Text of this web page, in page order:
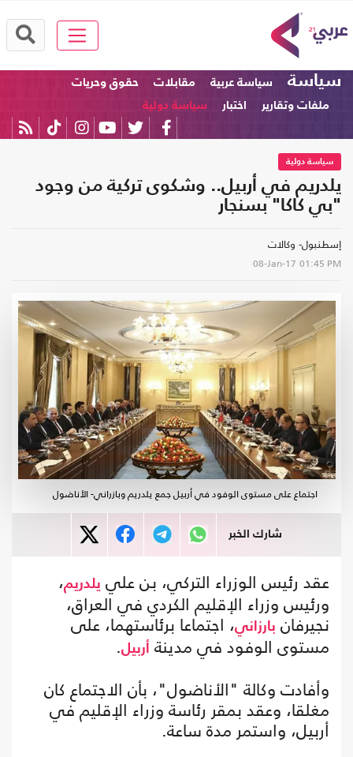
سياسة سياسة عربية مقابلات
حقوق وحريات
ملفات وتقارير
اختبار سياسة دولية
سياسة دولية
يلدريم في أربيل.. وشكوى تركية من وجود
"بي كاكا" بسنجار
إسطنبول- وكالات
08-Jan-17 01:45 PM
اجتماع على مستوى الوفود في أربيل جمع يلدريم وبازراني- الأناضول
شارك الخبر
عقد رئيس الوزراء التركي، بن علي يلدريم،
ورئيس وزراء الإقليم الكردي في العراق،
نجيرفان بارزاني، اجتماعا برئاستهما، على
مستوى الوفود في مدينة
أربيل.
وأفادت وكالة "الأناضول"، بأن الاجتماع كان
مغلقا، وعقد بمقر رئاسة وزراء الإقليم في
أربيل، واستمر مدة ساعة.